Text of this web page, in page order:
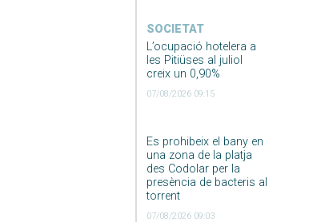
SOCIETAT
L’ocupació hotelera a
les Pitiüses al juliol
creix un 0,90%
07/08/2026 09:15
Es prohibeix el bany en
una zona de la platja
des Codolar per la
presència de bacteris al
torrent
07/08/2026 09:03